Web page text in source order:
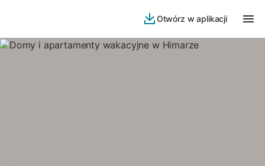
Otwórz w aplikacji